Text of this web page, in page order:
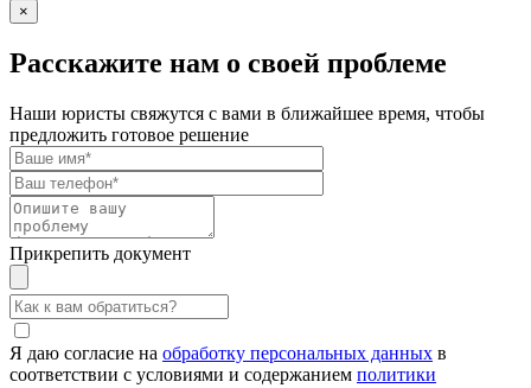
×
Расскажите нам о своей проблеме
Наши юристы свяжутся с вами в ближайшее время, чтобы
предложить готовое решение
Прикрепить документ
Я даю согласие на обработку персональных данных в
соответствии с условиями и содержанием политики